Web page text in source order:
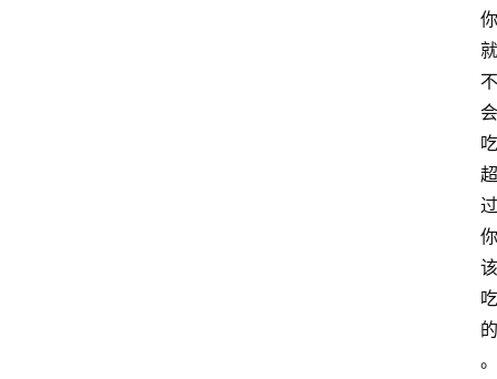
你
就
不
会
吃
超
过
你
该
吃
的
。